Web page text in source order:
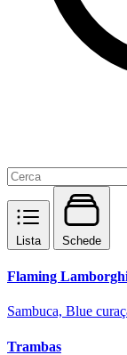
Lista Schede
Flaming
Sambuca, Blue
Trambas